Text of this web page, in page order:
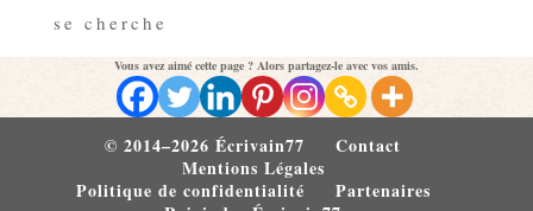
se cherche
Vous avez aimé cette page ? Alors partagez-le avec vos amis.
© 2014–2026 Écrivain77
Contact
Mentions Légales
Politique de confidentialité
Partenaires